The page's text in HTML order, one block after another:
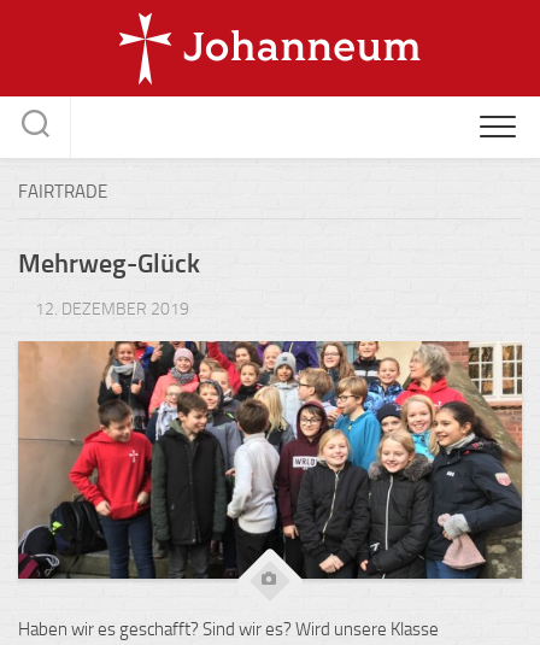
FAIRTRADE
Mehrweg-Glück
12. DEZEMBER 2019
Haben wir es geschafft? Sind wir es? Wird unsere Klasse